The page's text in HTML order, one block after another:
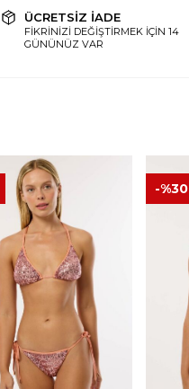
ÜCRETSİZ İADE
FİKRİNİZİ DEĞİŞTİRMEK İÇİN 14
GÜNÜNÜZ VAR
-%30